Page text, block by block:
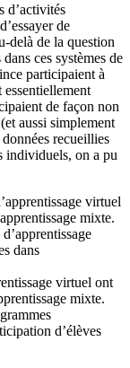
d’activités
de
delà de la question
ces systèmes de
participaient à
essentiellement
de façon non
aussi simplement
recueillies
individuels, on a pu
virtuel
mixte.
dans
virtuel ont
mixte.
d’élèves